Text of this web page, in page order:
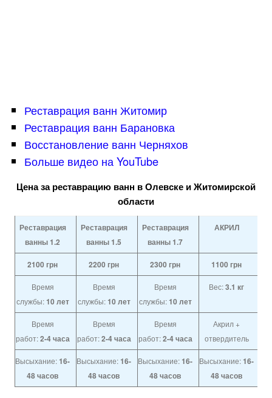
Реставрация ванн Житомир
Реставрация ванн Барановка
Восстановление ванн Черняхов
Больше видео на YouTube
Цена за реставрацию ванн в Олевске и Житомирской
области
Реставрация
ванны 1.2
Реставрация
ванны 1.5
Реставрация
ванны 1.7
АКРИЛ
2100 грн 2200 грн 2300 грн 1100 грн
Время
службы:10 лет
Время
службы:10 лет
Время
службы:10 лет
Вес:3.1 кг
Время
работ:2-4 часа
Время
работ:2-4 часа
Время
работ:2-4 часа
Акрил +
отвердитель
Высыхание:16-
48 часов
Высыхание:16-
48 часов
Высыхание:16-
48 часов
Высыхание:16-
48 часов